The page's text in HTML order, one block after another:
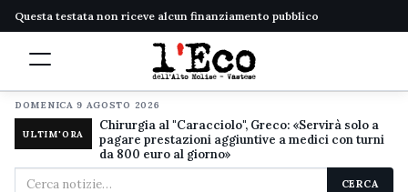
Questa testata non riceve alcun finanziamento pubblico
DOMENICA 9 AGOSTO 2026
ULTIM'ORA
Chirurgia al "Caracciolo", Greco: «Servirà solo a
pagare prestazioni aggiuntive a medici con turni
da 800 euro al giorno»
Cerca
CERCA